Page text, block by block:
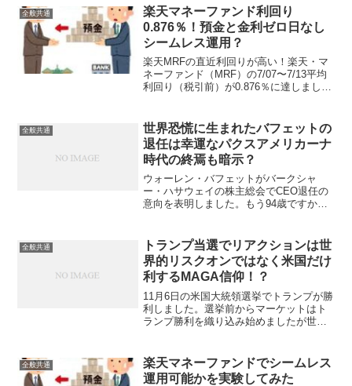
をコロコロ変えて何がしたいのか？と疑
問や混乱の人もいるか...
全般共通
楽天マネーファンド利回り
0.876％！預金と金利ゼロ日なし
シームレス運用？
楽天MRFの直近利回りが高い！楽天・マ
ネーファンド（MRF）の7/07〜7/13平均
利回り（税引前）が0.876％に達しまし
８月からの適用であり現状は0.65％）...
全般共通
世界恐慌に生まれたバフェットの
退任は幸運なパクスアメリカーナ
時代の終焉も暗示？
ウォーレン・バフェットがバークシャ
ー・ハサウェイの株主総会でCEO退任の
意向を表明しました。もう94歳ですから
に引き継いで行く為にもう先延ばしでき
ない年齢だし、自然なタ...
全般共通
トランプ当選でリアクションは世
界的リスクオンではなく米国だけ
利するMAGA信仰！？
11月6日の米国大統領選挙でトランプが勝
利しました。選挙前からマーケットはト
ランプ勝利を織り込み始めましたが世論
リ見えるごとに日経平均は上値を追う展
開となりました。トラ...
全般共通
楽天マネーファンドでシームレス
運用可能かを実験してみた